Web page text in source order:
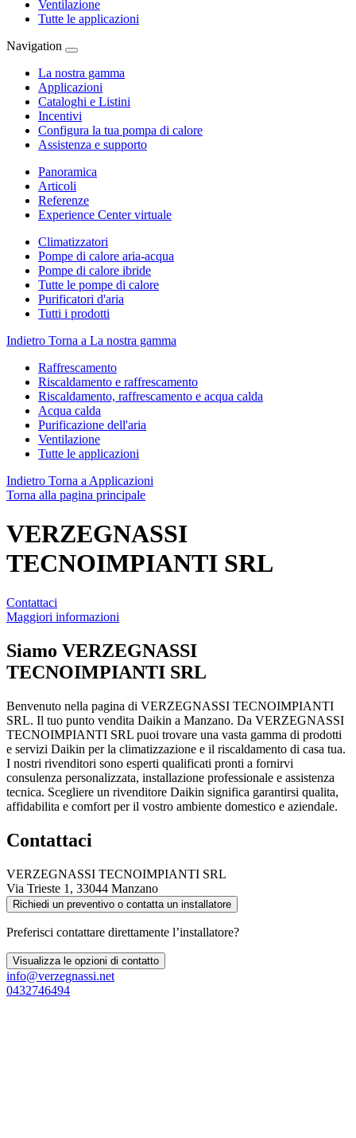
Ventilazione
Tutte le applicazioni
Navigation
La nostra gamma
Applicazioni
Cataloghi e Listini
Incentivi
Configura la tua pompa di calore
Assistenza e supporto
Panoramica
Articoli
Referenze
Experience Center virtuale
Climatizzatori
Pompe di calore aria-acqua
Pompe di calore ibride
Tutte le pompe di calore
Purificatori d'aria
Tutti i prodotti
Indietro Torna a La nostra gamma
Raffrescamento
Riscaldamento e raffrescamento
Riscaldamento, raffrescamento e acqua calda
Acqua calda
Purificazione dell'aria
Ventilazione
Tutte le applicazioni
Indietro Torna a Applicazioni
Torna alla pagina principale
VERZEGNASSI
TECNOIMPIANTI SRL
Contattaci
Maggiori informazioni
Siamo VERZEGNASSI
TECNOIMPIANTI SRL
Benvenuto nella pagina di VERZEGNASSI TECNOIMPIANTI
SRL. Il tuo punto vendita Daikin a Manzano. Da VERZEGNASSI
TECNOIMPIANTI SRL puoi trovare una vasta gamma di prodotti
e servizi Daikin per la climatizzazione e il riscaldamento di casa tua.
I nostri rivenditori sono esperti qualificati pronti a fornirvi
consulenza personalizzata, installazione professionale e assistenza
tecnica. Scegliere un rivenditore Daikin significa garantirsi qualita,
affidabilita e comfort per il vostro ambiente domestico e aziendale.
Contattaci
VERZEGNASSI TECNOIMPIANTI SRL
Via Trieste 1, 33044 Manzano
Richiedi un preventivo o contatta un installatore
Preferisci contattare direttamente l’installatore?
Visualizza le opzioni di contatto
info@verzegnassi.net
0432746494